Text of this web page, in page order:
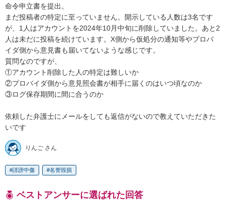
命令申立書を提出。
まだ投稿者の特定に至っていません。開示している人数は3名です
が、1人はアカウントを2024年10月中旬に削除していました。あと2
人は未だに投稿を続けています。X側から仮処分の通知等やプロバ
イダ側から意見書も届いてないような感じです。
質問なのですが、
①アカウント削除した人の特定は難しいか
②プロバイダ側から意見照会書が相手に届くのはいつ頃なのか
③ログ保存期間に間に合うのか
依頼した弁護士にメールをしても返信がないので教えていただきた
いです
りんご さん
誹謗中傷 名誉毀損
ベストアンサーに選ばれた回答